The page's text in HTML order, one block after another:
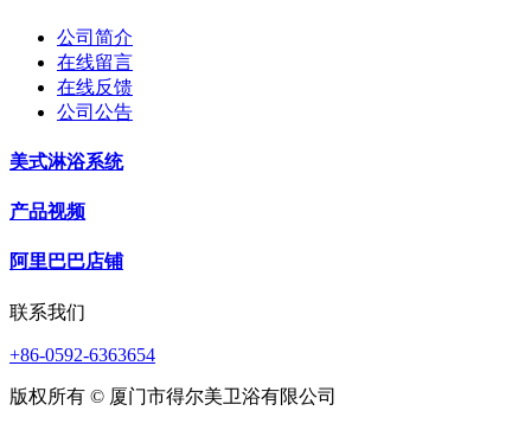
公司简介
在线留言
在线反馈
公司公告
美式淋浴系统
产品视频
阿里巴巴店铺
联系我们
+86-0592-6363654
版权所有 © 厦门市得尔美卫浴有限公司